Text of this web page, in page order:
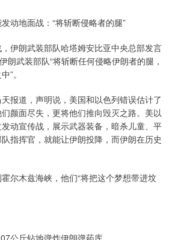
动地面战：“将斩断侵略者的腿”
伊朗武装部队哈塔姆安比亚中央总部发言
朗武装部队“将斩断任何侵略伊朗者的腿，
”。
报道，声明说，美国和以色列错误估计了
颜面尽失，更将他们推向毁灭之路。美以
动宣传战，展示武器装备，暗杀儿童、平
指挥官，就能让伊朗投降，而伊朗在历史
尔木兹海峡，他们“将把这个梦想带进坟
公斤钻地弹炸伊朗弹药库